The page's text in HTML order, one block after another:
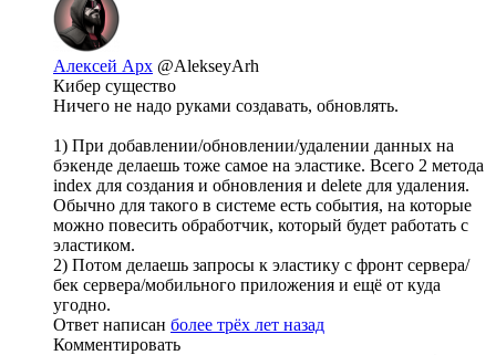
Алексей Арх @AlekseyArh
Кибер существо
Ничего не надо руками создавать, обновлять.
1) При добавлении/обновлении/удалении данных на
бэкенде делаешь тоже самое на эластике. Всего 2 метода
index для создания и обновления и delete для удаления.
Обычно для такого в системе есть события, на которые
можно повесить обработчик, который будет работать с
эластиком.
2) Потом делаешь запросы к эластику с фронт сервера/
бек сервера/мобильного приложения и ещё от куда
угодно.
Ответ написан более трёх лет назад
Комментировать